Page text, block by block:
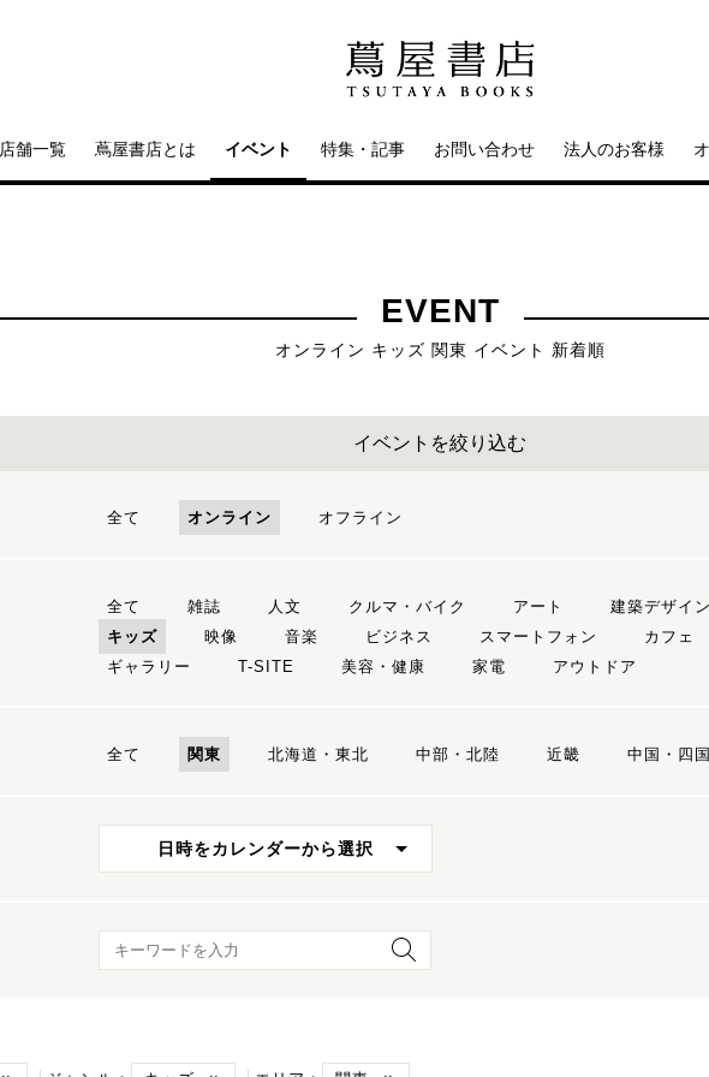
店舗一覧 蔦屋書店とは イベント 特集・記事 お問い合わせ 法人のお客様
EVENT
オンライン キッズ 関東 イベント 新着順
イベントを絞り込む
全て オンライン オフライン
全て 雑誌 人文 クルマ・バイク アート 建築デザイン
キッズ
映像 音楽 ビジネス スマートフォン カフェ
ギャラリー
T-SITE 美容・健康 家電 アウトドア
全て 関東 北海道・東北 中部・北陸 近畿 中国・四国
日時をカレンダーから選択
キーワード検索